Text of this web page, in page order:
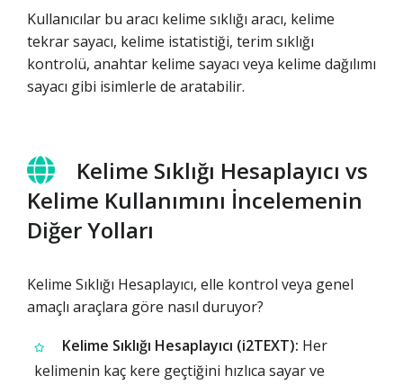
Kullanıcılar bu aracı kelime sıklığı aracı, kelime
tekrar sayacı, kelime istatistiği, terim sıklığı
kontrolü, anahtar kelime sayacı veya kelime dağılımı
sayacı gibi isimlerle de aratabilir.
Kelime Sıklığı Hesaplayıcı vs
Kelime Kullanımını İncelemenin
Diğer Yolları
Kelime Sıklığı Hesaplayıcı, elle kontrol veya genel
amaçlı araçlara göre nasıl duruyor?
Kelime Sıklığı Hesaplayıcı (i2TEXT): Her
kelimenin kaç kere geçtiğini hızlıca sayar ve